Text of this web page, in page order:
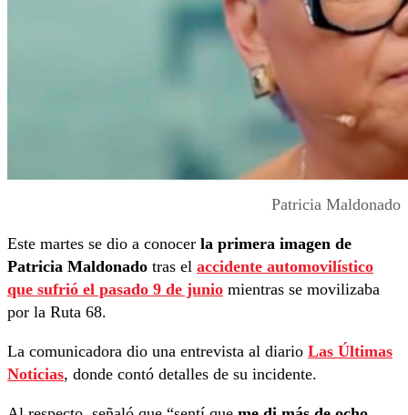
Patricia Maldonado
Este martes se dio a conocer la primera imagen de
Patricia Maldonado tras el accidente automovilístico
que sufrió el pasado 9 de junio mientras se movilizaba
por la Ruta 68.
La comunicadora dio una entrevista al diario Las Últimas
Noticias, donde contó detalles de su incidente.